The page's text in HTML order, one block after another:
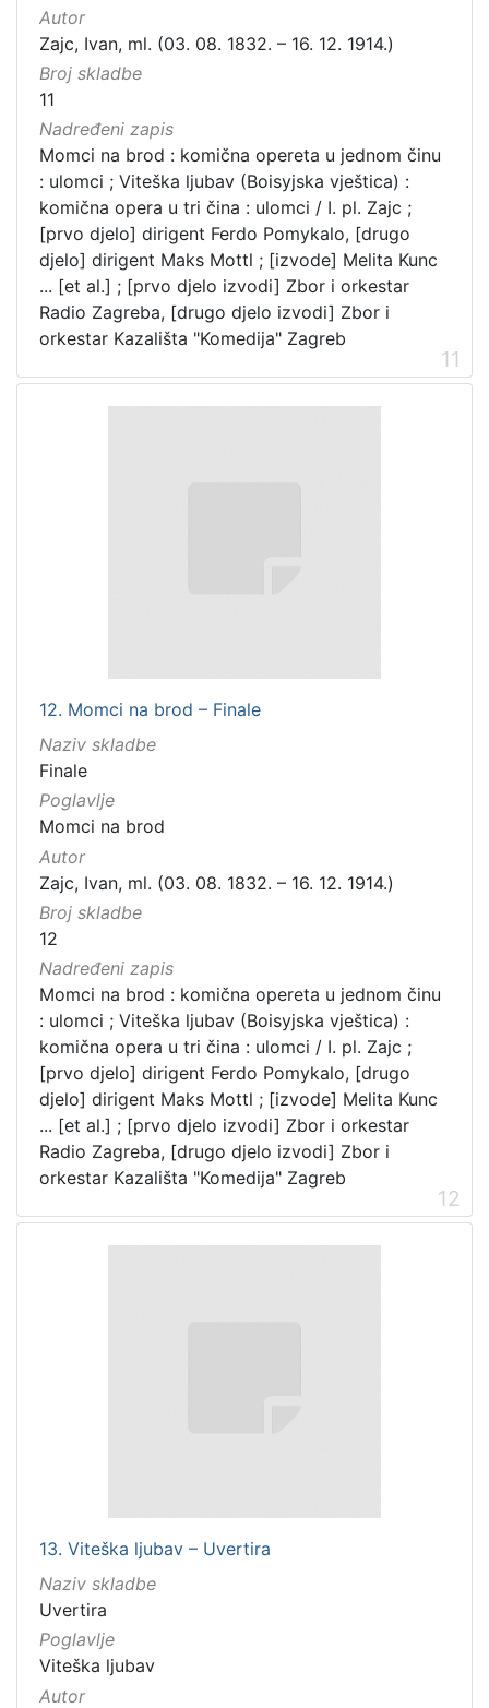
Autor
Zajc, Ivan, ml. (03. 08. 1832. – 16. 12. 1914.)
Broj skladbe
11
Nadređeni zapis
Momci na brod : komična opereta u jednom činu
: ulomci ; Viteška ljubav (Boisyjska vještica) :
komična opera u tri čina : ulomci / I. pl. Zajc ;
[prvo djelo] dirigent Ferdo Pomykalo, [drugo
djelo] dirigent Maks Mottl ; [izvode] Melita Kunc
... [et al.] ; [prvo djelo izvodi] Zbor i orkestar
Radio Zagreba, [drugo djelo izvodi] Zbor i
orkestar Kazališta "Komedija" Zagreb
11
12. Momci na brod – Finale
Naziv skladbe
Finale
Poglavlje
Momci na brod
Autor
Zajc, Ivan, ml. (03. 08. 1832. – 16. 12. 1914.)
Broj skladbe
12
Nadređeni zapis
Momci na brod : komična opereta u jednom činu
: ulomci ; Viteška ljubav (Boisyjska vještica) :
komična opera u tri čina : ulomci / I. pl. Zajc ;
[prvo djelo] dirigent Ferdo Pomykalo, [drugo
djelo] dirigent Maks Mottl ; [izvode] Melita Kunc
... [et al.] ; [prvo djelo izvodi] Zbor i orkestar
Radio Zagreba, [drugo djelo izvodi] Zbor i
orkestar Kazališta "Komedija" Zagreb
12
13. Viteška ljubav – Uvertira
Naziv skladbe
Uvertira
Poglavlje
Viteška ljubav
Autor